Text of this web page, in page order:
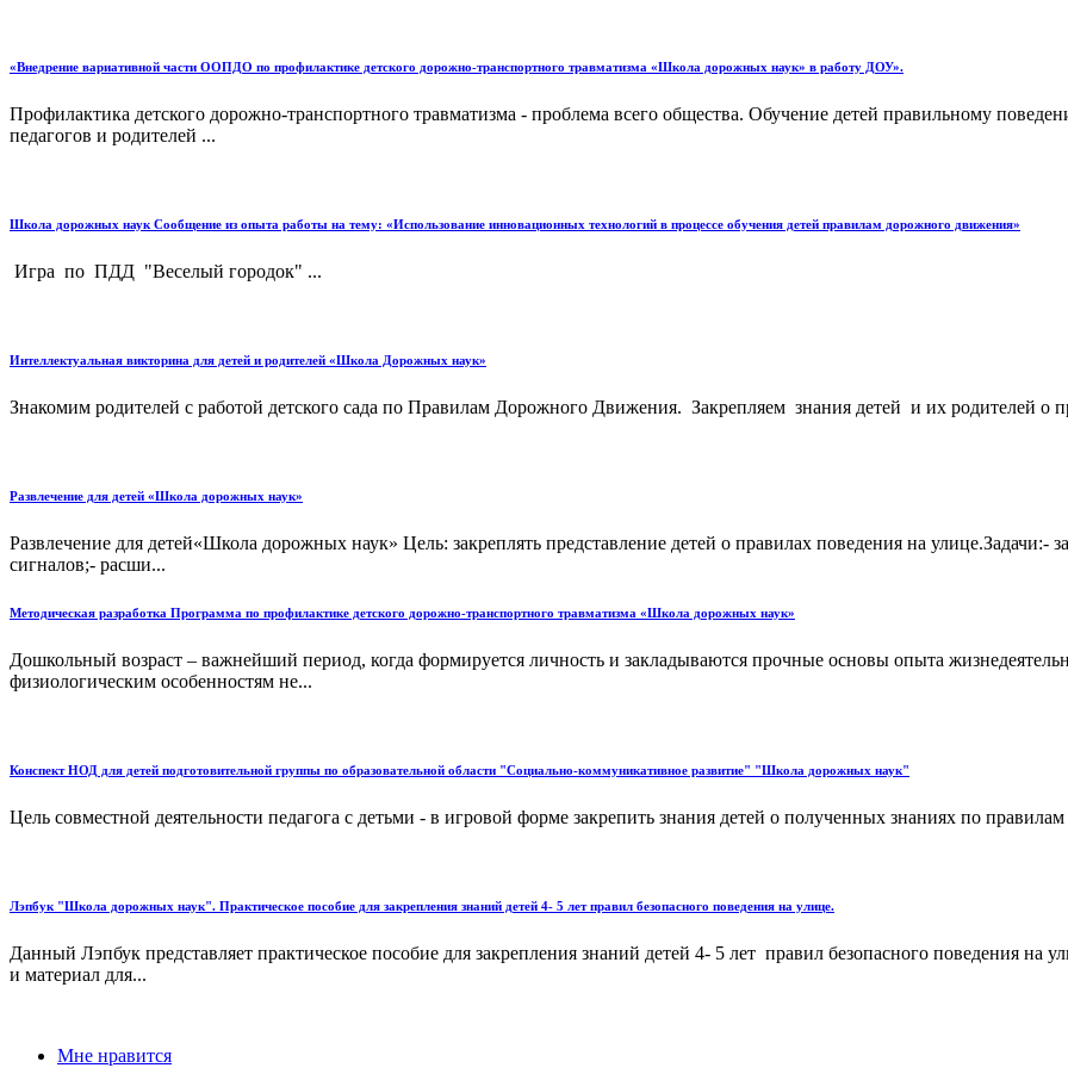
«Внедрение вариативной части ООПДО по профилактике детского дорожно-транспортного травматизма «Школа дорожных наук» в работу ДОУ».
Профилактика детского дорожно-транспортного травматизма - проблема всего общества. Обучение детей правильному
педагогов и родителей ...
Школа дорожных наук Сообщение из опыта работы на тему: «Использование инновационных технологий в процессе обучения детей правилам дорожного движения»
Игра по ПДД "Веселый городок" ...
Интеллектуальная викторина для детей и родителей «Школа Дорожных наук»
Знакомим родителей с работой детского сада по Правилам Дорожного Движения. Закрепляем знания детей и их родителей о
Развлечение для детей «Школа дорожных наук»
Развлечение для детей«Школа дорожных наук» Цель: закреплять представление детей о правилах поведения на улице.Задачи:-
сигналов;- расши...
Методическая разработка Программа по профилактике детского дорожно-транспортного травматизма «Школа дорожных наук»
Дошкольный возраст – важнейший период, когда формируется личность и закладываются прочные основы опыта
физиологическим особенностям не...
Конспект НОД для детей подготовительной группы по образовательной области "Социально-коммуникативное развитие" "Школа дорожных наук"
Цель совместной деятельности педагога с детьми - в игровой форме закрепить знания детей о полученных знаниях по
Лэпбук "Школа дорожных наук". Практическое пособие для закрепления знаний детей 4- 5 лет правил безопасного поведения на улице.
Данный Лэпбук представляет практическое пособие для закрепления знаний детей 4- 5 лет правил безопасного поведения на
и материал для...
Мне нравится